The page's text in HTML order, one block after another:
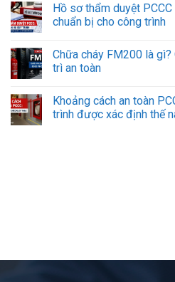
Hồ sơ thẩm duyệt
chuẩn bị cho công trình
Chữa cháy FM200 là
trì an toàn
Khoảng cách an toàn
trình được xác định thế